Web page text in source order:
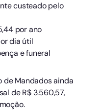
custeado pelo
por ano
dia útil
e funeral
de Mandados ainda
de R$ 3.560,57,